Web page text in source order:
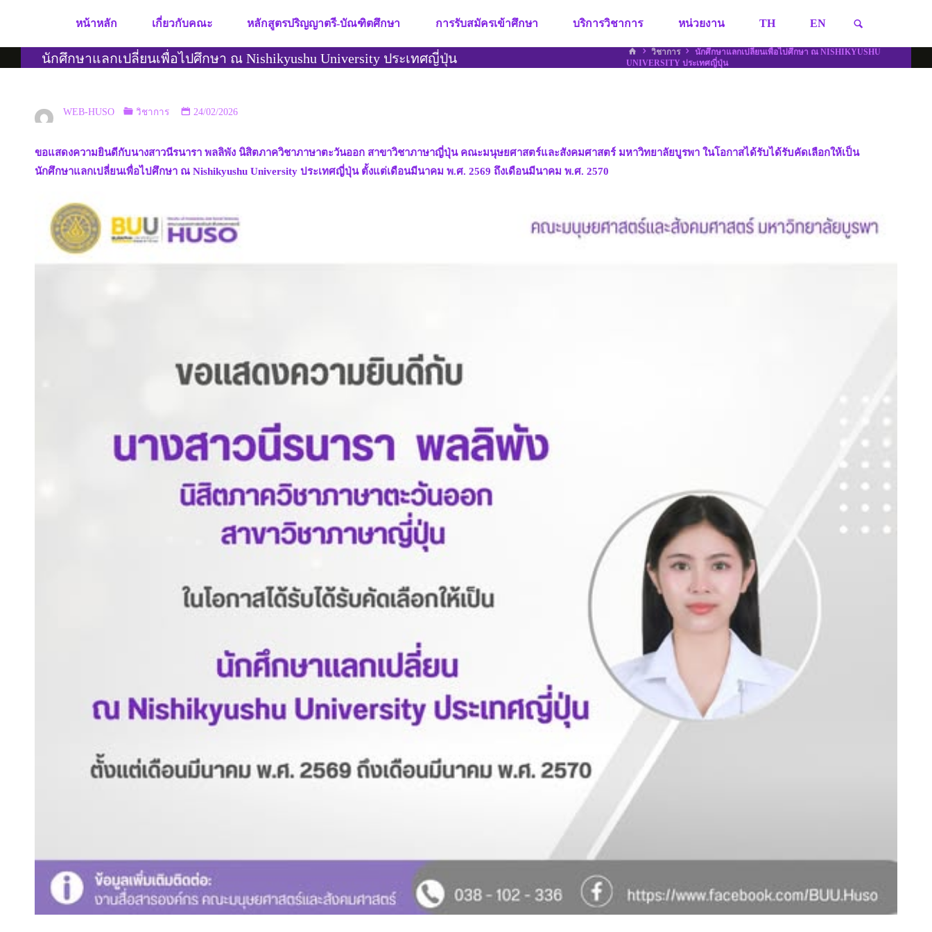
content
หน้าหลัก เกี่ยวกับคณะ หลักสูตรปริญญาตรี-บัณฑิตศึกษา การรับสมัครเข้าศึกษา บริการวิชาการ หน่วยงาน TH EN
นักศึกษาแลกเปลี่ยนเพื่อไปศึกษา ณ Nishikyushu University ประเทศญี่ปุ่น
HOMEวิชาการ
นักศึกษาแลกเปลี่ยนเพื่อไปศึกษา ณ NISHIKYUSHU
UNIVERSITY ประเทศญี่ปุ่น
WEB-HUSO วิชาการ 24/02/2026
ขอแสดงความยินดีกับนางสาวนีรนารา พลลิพัง นิสิตภาควิชาภาษาตะวันออก สาขาวิชาภาษาญี่ปุ่น คณะมนุษยศาสตร์และสังคมศาสตร์ มหาวิทยาลัยบูรพา ในโอกาสได้รับได้รับคัดเลือกให้เป็น
นักศึกษาแลกเปลี่ยนเพื่อไปศึกษา ณ Nishikyushu University ประเทศญี่ปุ่น ตั้งแต่เดือนมีนาคม พ.ศ. 2569 ถึงเดือนมีนาคม พ.ศ. 2570